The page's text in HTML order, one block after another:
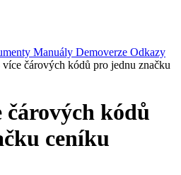
Manuály Demoverze Odkazy
čárových kódů pro jednu značku
kódů
ceníku